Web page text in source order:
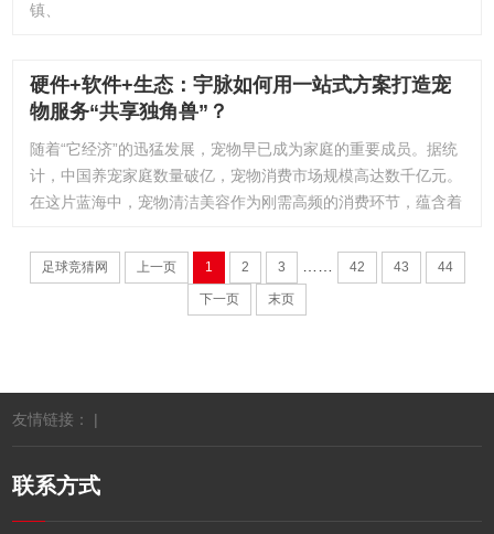
镇、
硬件+软件+生态：宇脉如何用一站式方案打造宠
物服务“共享独角兽”？
随着“它经济”的迅猛发展，宠物早已成为家庭的重要成员。据统
计，中国养宠家庭数量破亿，宠物消费市场规模高达数千亿元。
在这片蓝海中，宠物清洁美容作为刚需高频的消费环节，蕴含着
足球竞猜网 上一页 1 2 3 …… 42 43 44
下一页 末页
友情链接： |
联系方式